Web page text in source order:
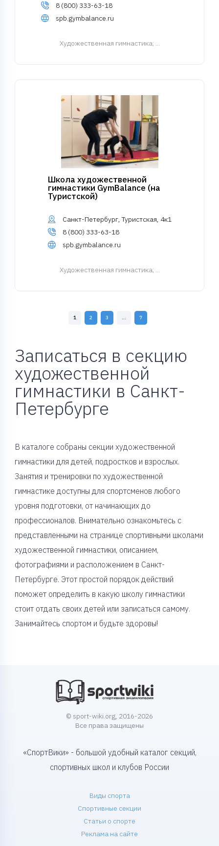
8 (800) 333-63-18
spb.gymbalance.ru
Художественная гимнастика; ...
Школа художественной
гимнастики GymBalance (на
Туристской)
Санкт-Петербург, Туристская, 4к1
8 (800) 333-63-18
spb.gymbalance.ru
Художественная гимнастика; ...
1 2 3 ... 7
Записаться в секцию
художественной
гимнастики в Санкт-
Петербурге
В каталоге собраны секции художественной
гимнастики для детей, подростков и взрослых.
Занятия и тренировки по художественной
гимнастике доступны для спортсменов любого
уровня подготовки, от начинающих до
профессионалов. Внимательно ознакомьтесь с
представленными на странице спортивными школами
художественной гимнастики, описанием,
фотографиями и расположением в Санкт-
Петербурге. Этот простой порядок действий
поможет определить в какую школу гимнастики
стоит отдать своих детей или записаться самому.
Занимайтесь спортом и будьте здоровы!
© sport-wiki.org, 2016-2026
Все права защищены
«СпортВики» - большой удобный каталог секций,
спортивных школ и клубов России
Виды спорта
Спортивные секции
Статьи о спорте
Реклама на сайте